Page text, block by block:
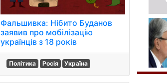
Фальшивка: Нібито Буданов
заявив про мобілізацію
українців з 18 років
Політика Росія Україна